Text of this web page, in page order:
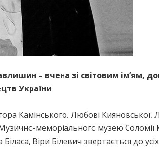
– вчена зі світовим ім’ям,
України
Камінського, Любові
меморіального музею
Віри Білевич звертається до